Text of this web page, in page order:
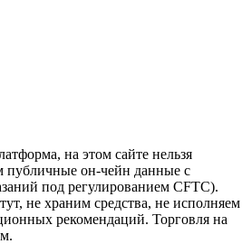
на этом сайте нельзя
публичные он-чейн данные с
под регулированием CFTC).
не храним средства, не исполняем
рекомендаций. Торговля на